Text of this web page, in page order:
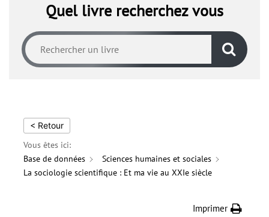
Quel livre recherchez vous
< Retour
Vous êtes ici:
Base de données
Sciences humaines et sociales
La sociologie scientifique : Et ma vie au XXIe siècle
Imprimer